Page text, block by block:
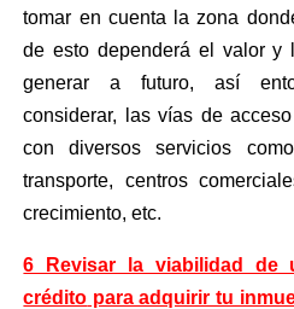
tomar en cuenta la zona
de esto dependerá el valor y
generar a futuro, así
considerar, las vías de
con diversos servicios
transporte, centros
crecimiento, etc.
6 Revisar la viabilidad de
crédito para adquirir tu